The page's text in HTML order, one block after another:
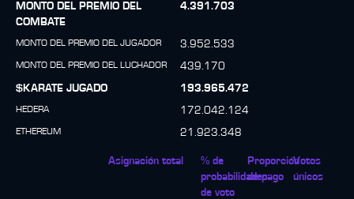
MONTO DEL PREMIO DEL
COMBATE
4.391.703
MONTO DEL PREMIO DEL JUGADOR 3.952.533
MONTO DEL PREMIO DEL LUCHADOR
439.170
$KARATE JUGADO
193.965.472
HEDERA 172.042.124
ETHEREUM 21.923.348
Asignación total
% de
probabilidades
de voto
Proporción
de pago
Votos
únicos